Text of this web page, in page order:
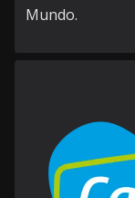
Mundo.